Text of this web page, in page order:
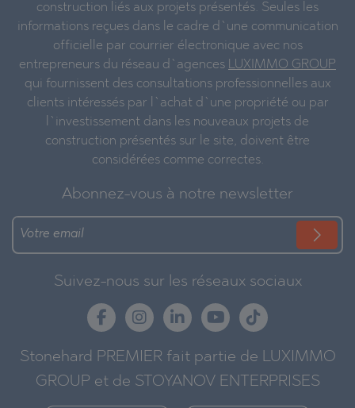
construction liés aux projets présentés. Seules les
informations reçues dans le cadre d`une communication
officielle par courrier électronique avec nos
entrepreneurs du réseau d`agences LUXIMMO GROUP
qui fournissent des consultations professionnelles aux
clients intéressés par l`achat d`une propriété ou par
l`investissement dans les nouveaux projets de
construction présentés sur le site, doivent être
considérées comme correctes.
Abonnez-vous à notre newsletter
Suivez-nous sur les réseaux sociaux
Stonehard PREMIER fait partie de LUXIMMO
GROUP et de STOYANOV ENTERPRISES